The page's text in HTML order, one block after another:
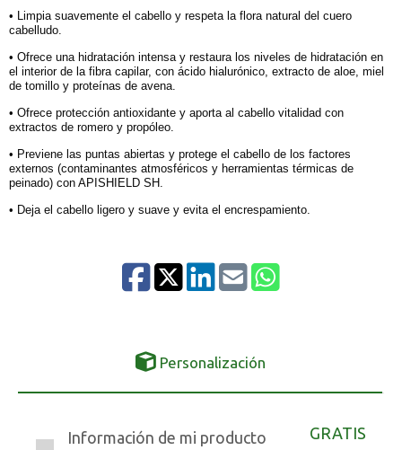
• Limpia suavemente el cabello y respeta la flora natural del cuero
cabelludo.
• Ofrece una hidratación intensa y restaura los niveles de hidratación en
el interior de la fibra capilar, con ácido hialurónico, extracto de aloe, miel
de tomillo y proteínas de avena.
• Ofrece protección antioxidante y aporta al cabello vitalidad con
extractos de romero y propóleo.
• Previene las puntas abiertas y protege el cabello de los factores
externos (contaminantes atmosféricos y herramientas térmicas de
peinado) con APISHIELD SH.
• Deja el cabello ligero y suave y evita el encrespamiento.
Personalización
Información de mi producto
GRATIS